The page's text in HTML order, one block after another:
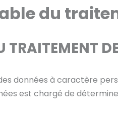
du
TRAITEMENT
données à caractère
est chargé de